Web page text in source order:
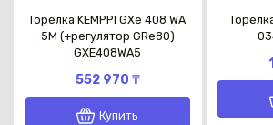
Горелка KEMPPI GXe 408 WA
5M (+регулятор GRe80)
GXE408WA5
552 970 ₸
Купить